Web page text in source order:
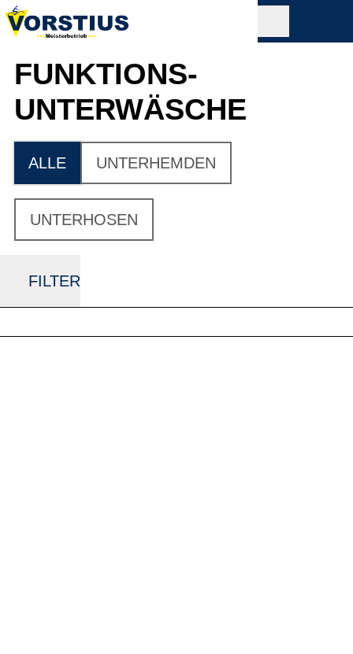
FUNKTIONS­
UNTERWÄSCHE
ALLE UNTERHEMDEN
UNTERHOSEN
FILTER